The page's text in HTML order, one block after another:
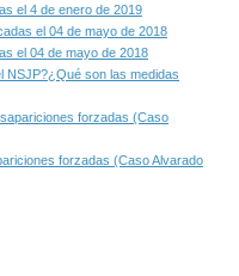
el 4 de enero de 2019
el 04 de mayo de 2018
¿Qué son las medidas
forzadas (Caso Alvarado